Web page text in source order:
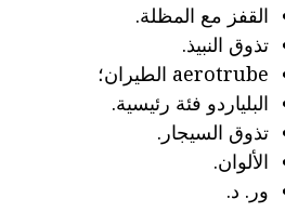
القفز مع المظلة.
تذوق النبيذ.
aerotrube الطيران؛
البلياردو فئة رئيسية.
تذوق السيجار.
الألوان.
ور. د.